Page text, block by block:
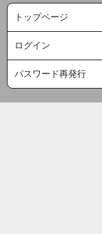
トップページ
ログイン
パスワード再発行